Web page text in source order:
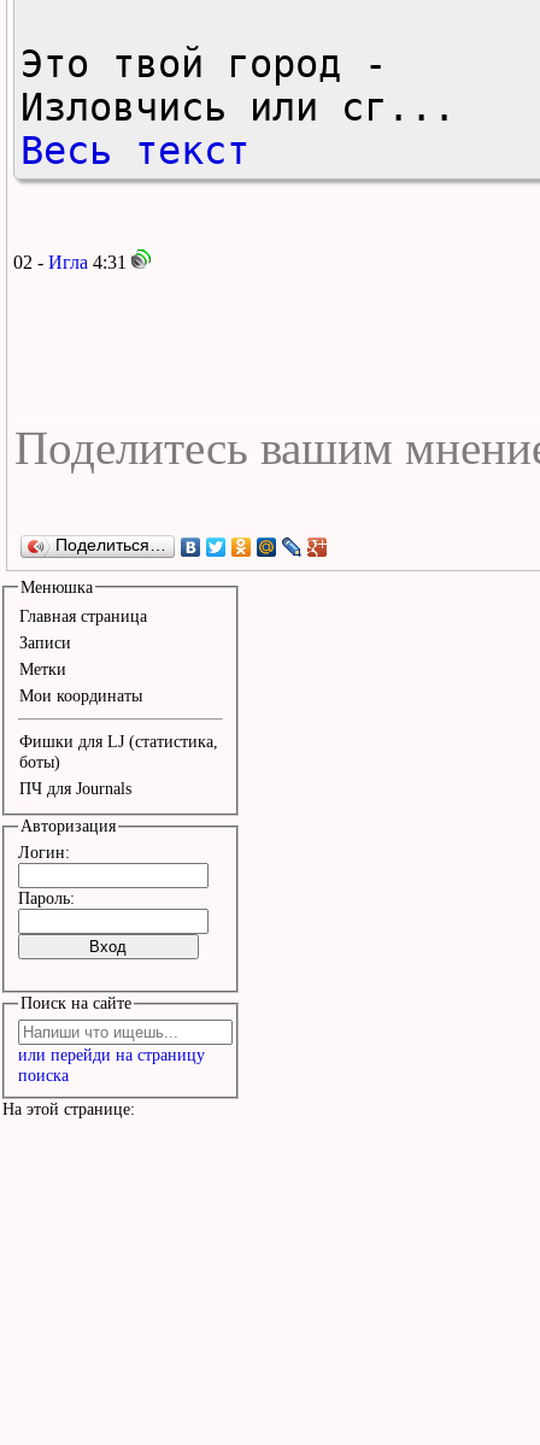
Это твой город -
Изловчись или сг...
Весь текст
02 - Игла 4:31
Поделиться…
Менюшка
Главная страница
Записи
Метки
Мои координаты
Фишки для LJ (статистика,
боты)
ПЧ для Journals
Авторизация
Логин:
Пароль:
Поиск на сайте
или перейди на страницу
поиска
На этой странице: